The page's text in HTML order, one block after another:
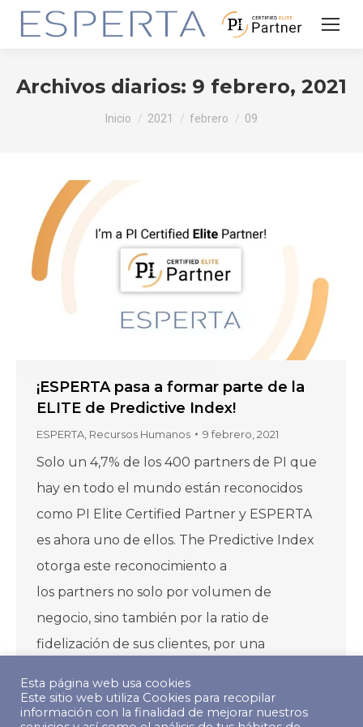
Archivos diarios: 9 febrero, 2021
Estás aquí:
Inicio 2021 febrero 09
¡ESPERTA pasa a formar parte de la
ELITE de Predictive Index!
ESPERTA Recursos Humanos 9 febrero, 2021
Solo un 4,7% de los 400 partners de PI que
hay en todo el mundo están reconocidos
como PI Elite Certified Partner y ESPERTA
es ahora uno de ellos. The Predictive Index
otorga este reconocimiento a
los partners no solo por volumen de
negocio, sino también por la ratio de
fidelización de sus clientes, por una
Esta página web usa cookies
Este sitio web utiliza Cookies para recopilar
información con la finalidad de mejorar nuestros